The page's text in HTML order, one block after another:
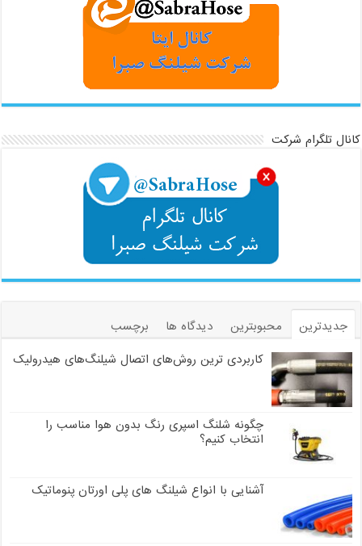
کانال تلگرام شرکت
جدیدترین محبوبترین دیدگاه ها
برچسب
کاربردی ترین روش‌های اتصال شیلنگ‌های هیدرولیک
چگونه شلنگ اسپری رنگ بدون هوا مناسب را
انتخاب کنیم؟
آشنایی با انواع شیلنگ های پلی اورتان پنوماتیک